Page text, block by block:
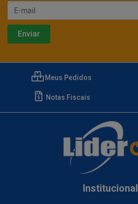
Meus Pedidos
Notas Fiscais
Institucional